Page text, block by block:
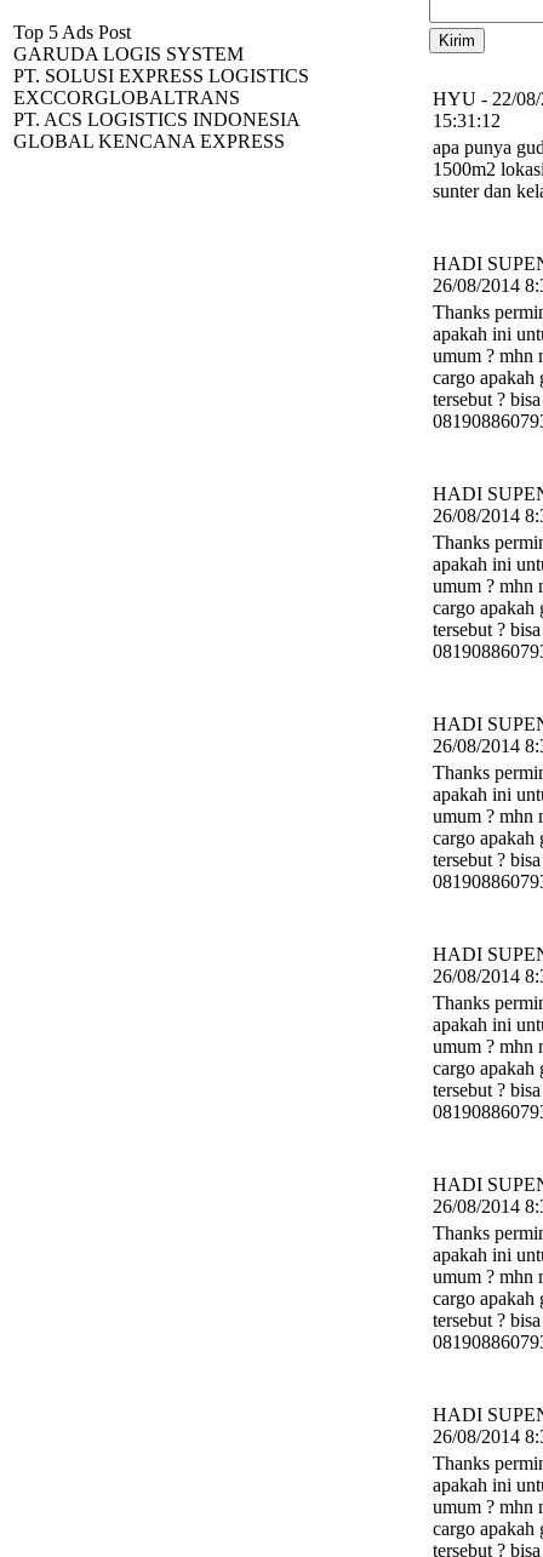
Top 5 Ads Post
GARUDA LOGIS SYSTEM
PT. SOLUSI EXPRESS LOGISTICS
EXCCORGLOBALTRANS
PT. ACS LOGISTICS INDONESIA
GLOBAL KENCANA EXPRESS
HYU - 22/08/
15:31:12
apa punya
1500m2
sunter dan
HADI
26/08/2014
Thanks
apakah ini
umum ? mhn
cargo apakah
tersebut ?
HADI
26/08/2014
Thanks
apakah ini
umum ? mhn
cargo apakah
tersebut ?
HADI
26/08/2014
Thanks
apakah ini
umum ? mhn
cargo apakah
tersebut ?
HADI
26/08/2014
Thanks
apakah ini
umum ? mhn
cargo apakah
tersebut ?
HADI
26/08/2014
Thanks
apakah ini
umum ? mhn
cargo apakah
tersebut ?
HADI
26/08/2014
Thanks
apakah ini
umum ? mhn
cargo apakah
tersebut ?